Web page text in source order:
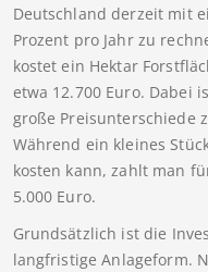
Deutschland derzeit mit
Prozent pro Jahr zu
kostet ein Hektar
etwa 12.700 Euro. Dabei
große Preisunterschiede
Während ein kleines
kosten kann, zahlt man
5.000 Euro.
Grundsätzlich ist die
langfristige Anlageform.